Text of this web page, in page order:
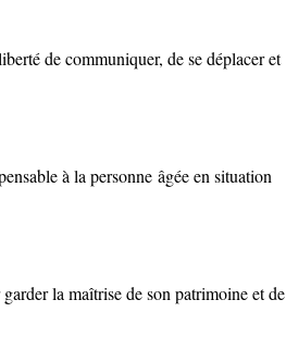
de communiquer, de se déplacer et
à la personne âgée en situation
la maîtrise de son patrimoine et de